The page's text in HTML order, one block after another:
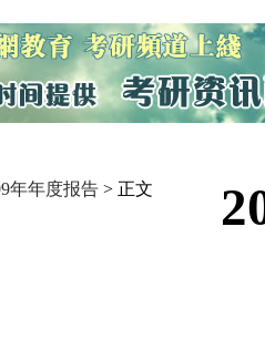
年年度报告 > 正文